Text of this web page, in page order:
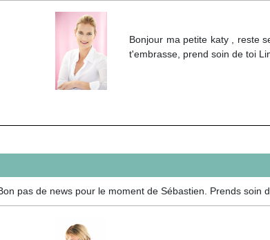
Bonjour ma petite katy , reste
t'embrasse, prend soin de toi
pas de news pour le moment de Sébastien. Prends soin